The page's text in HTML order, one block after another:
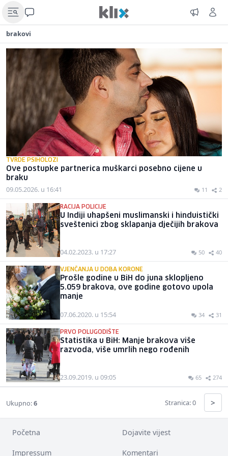
brakovi
TVRDE PSIHOLOZI
Ove postupke partnerica muškarci posebno cijene u
braku
09.05.2026. u 16:41 11 2
RACIJA POLICIJE
U Indiji uhapšeni muslimanski i hinduistički
sveštenici zbog sklapanja dječijih brakova
04.02.2023. u 17:27 50 40
VJENČANJA U DOBA KORONE
Prošle godine u BiH do juna sklopljeno
5.059 brakova, ove godine gotovo upola
manje
07.06.2020. u 15:54 34 31
PRVO POLUGODIŠTE
Statistika u BiH: Manje brakova više
razvoda, više umrlih nego rođenih
23.09.2019. u 09:05 65 274
Ukupno:6 Stranica: 0 >
Početna Dojavite vijest
Impressum Komentari